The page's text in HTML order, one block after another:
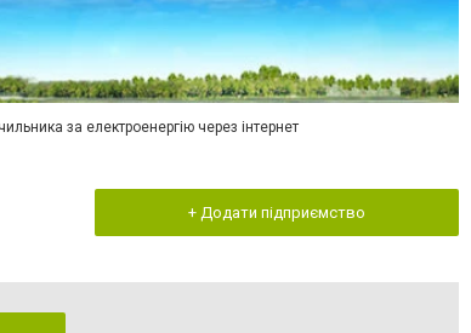
за електроенергію через інтернет
+ Додати підприємство